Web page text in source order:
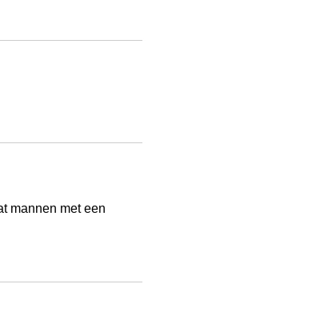
mannen met een